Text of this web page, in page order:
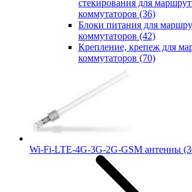
стекирования для
коммутаторов (36)
Блоки питания для
коммутаторов (42)
Крепление, крепеж для
коммутаторов (70)
Wi-Fi-LTE-4G-3G-2G-GSM антенны